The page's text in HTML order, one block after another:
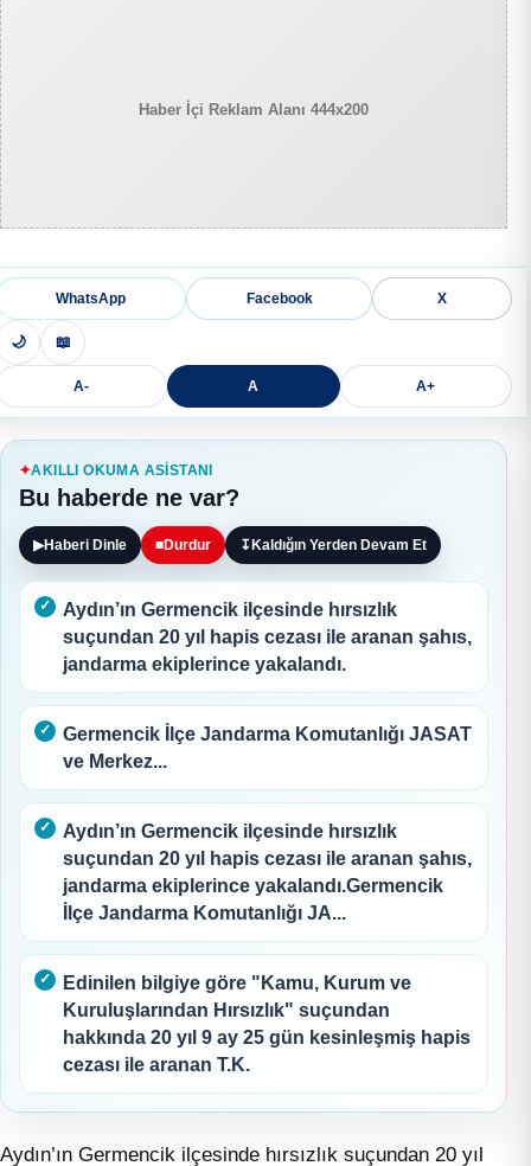
Haber İçi Reklam Alanı 444x200
WhatsApp Facebook X
🌙 📖
A- A A+
AKILLI OKUMA ASISTANI
Bu haberde ne var?
▶Haberi Dinle ■Durdur ↧Kaldığın Yerden Devam Et
Aydın’ın Germencik ilçesinde hırsızlık
suçundan 20 yıl hapis cezası ile aranan şahıs,
jandarma ekiplerince yakalandı.
Germencik İlçe Jandarma Komutanlığı JASAT
ve Merkez...
Aydın’ın Germencik ilçesinde hırsızlık
suçundan 20 yıl hapis cezası ile aranan şahıs,
jandarma ekiplerince yakalandı.Germencik
İlçe Jandarma Komutanlığı JA...
Edinilen bilgiye göre "Kamu, Kurum ve
Kuruluşlarından Hırsızlık" suçundan
hakkında 20 yıl 9 ay 25 gün kesinleşmiş hapis
cezası ile aranan T.K.
Aydın’ın Germencik ilçesinde hırsızlık suçundan 20 yıl